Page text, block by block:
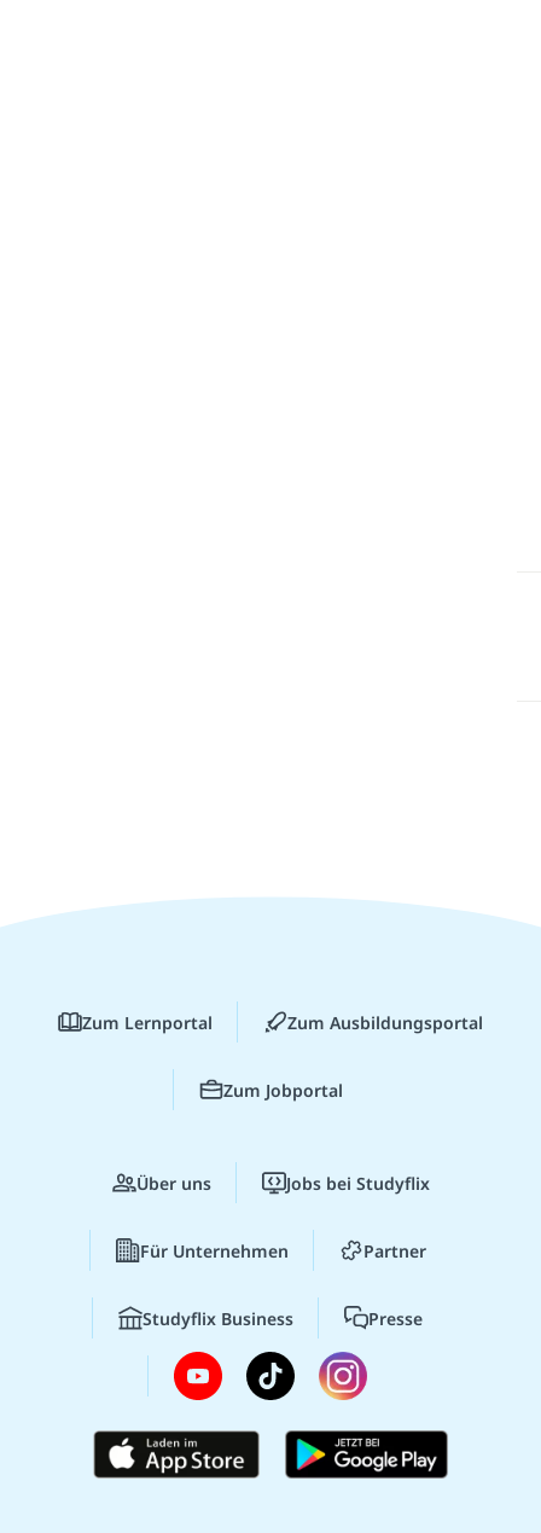
Zum Lernportal Zum Ausbildungsportal
Zum Jobportal
Über uns Jobs bei Studyflix
Für Unternehmen Partner
Studyflix Business Presse